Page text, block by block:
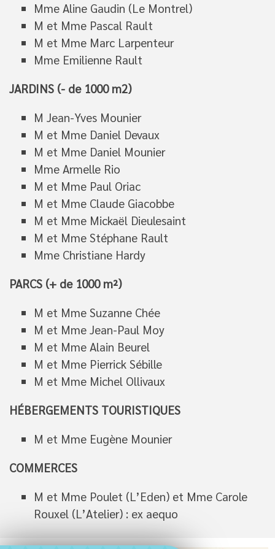
Mme Aline Gaudin (Le Montrel)
M et Mme Pascal Rault
M et Mme Marc Larpenteur
Mme Emilienne Rault
JARDINS (- de 1000 m2)
M Jean-Yves Mounier
M et Mme Daniel Devaux
M et Mme Daniel Mounier
Mme Armelle Rio
M et Mme Paul Oriac
M et Mme Claude Giacobbe
M et Mme Mickaël Dieulesaint
M et Mme Stéphane Rault
Mme Christiane Hardy
PARCS (+ de 1000 m²)
M et Mme Suzanne Chée
M et Mme Jean-Paul Moy
M et Mme Alain Beurel
M et Mme Pierrick Sébille
M et Mme Michel Ollivaux
HÉBERGEMENTS TOURISTIQUES
M et Mme Eugène Mounier
COMMERCES
M et Mme Poulet (L’Eden) et Mme Carole
Rouxel (L’Atelier) : ex aequo